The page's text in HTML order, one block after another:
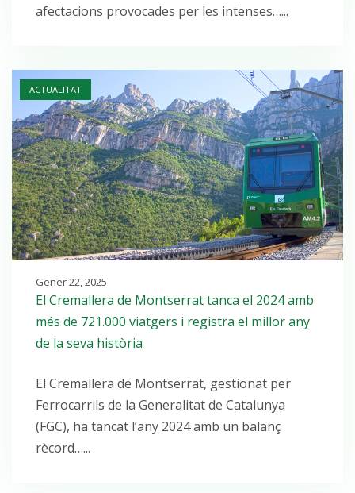
afectacions provocades per les intenses…...
ACTUALITAT
Open post
Gener 22, 2025
El Cremallera de Montserrat tanca el 2024 amb
més de 721.000 viatgers i registra el millor any
de la seva història
El Cremallera de Montserrat, gestionat per
Ferrocarrils de la Generalitat de Catalunya
(FGC), ha tancat l’any 2024 amb un balanç
rècord…...